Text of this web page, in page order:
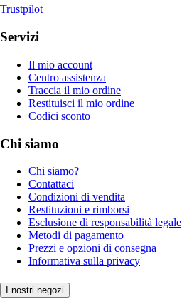
Trustpilot
Servizi
Il mio account
Centro assistenza
Traccia il mio ordine
Restituisci il mio ordine
Codici sconto
Chi siamo
Chi siamo?
Contattaci
Condizioni di vendita
Restituzioni e rimborsi
Esclusione di responsabilità legale
Metodi di pagamento
Prezzi e opzioni di consegna
Informativa sulla privacy
I nostri negozi